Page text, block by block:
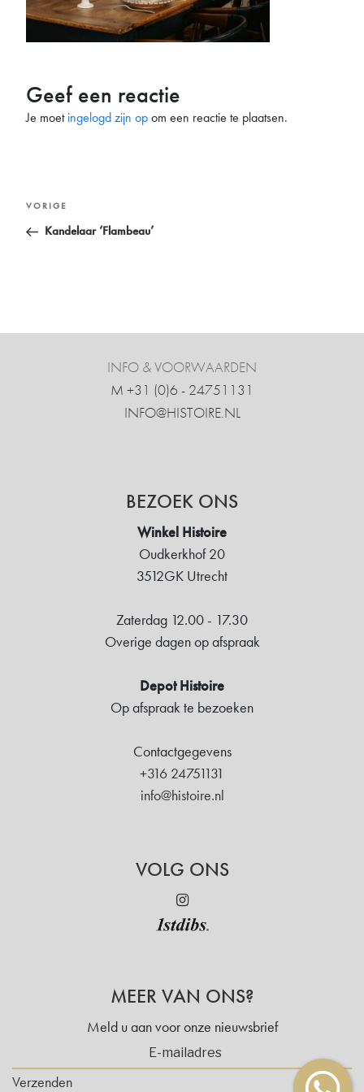
Geef een reactie
Je moetingelogd zijn opom een reactie te plaatsen.
Bericht
navigatie
Vorig
bericht
VORIGE
Kandelaar ‘Flambeau’
INFO & VOORWAARDEN
M +31 ‍(0)6 - 24751131
INFO@HISTOIRE.NL
BEZOEK ONS
Winkel Histoire
Oudkerkhof 20
3512GK Utrecht
Zaterdag 12.00 - 17.30
Overige dagen op afspraak
Depot Histoire
Op afspraak te bezoeken
Contactgegevens
+316 24751131
info@histoire.nl
VOLG ONS
MEER VAN ONS?
Meld u aan voor onze nieuwsbrief